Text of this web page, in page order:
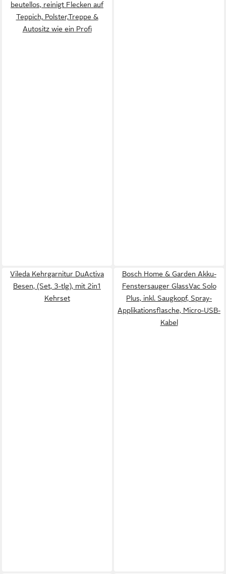
beutellos, reinigt Flecken auf
Teppich, Polster,Treppe &
Autositz wie ein Profi
Vileda Kehrgarnitur DuActiva
Besen, (Set, 3-tlg), mit 2in1
Kehrset
Bosch Home & Garden Akku-
Fenstersauger GlassVac Solo
Plus, inkl. Saugkopf, Spray-
Applikationsflasche, Micro-USB-
Kabel